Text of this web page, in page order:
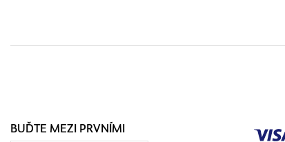
BUĎTE MEZI PRVNÍMI